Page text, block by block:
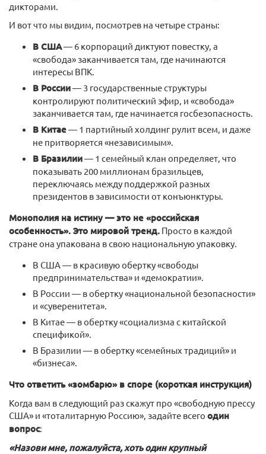
дикторами.
И вот что мы видим, посмотрев на четыре страны:
В США— 6 корпораций диктуют повестку, а
«свобода» заканчивается там, где начинаются
интересы ВПК.
В России— 3 государственные структуры
контролируют политический эфир, и «свобода»
заканчивается там, где начинается госбезопасность.
В Китае— 1 партийный холдинг рулит всем, и даже
не притворяется «независимым».
В Бразилии— 1 семейный клан определяет, что
показывать 200 миллионам бразильцев,
переключаясь между поддержкой разных
президентов в зависимости от конъюнктуры.
Монополия на истину — это не «российская
особенность». Это мировой тренд. Просто в каждой
стране она упакована в свою национальную упаковку.
В США — в красивую обертку «свободы
предпринимательства» и «демократии».
В России — в обертку «национальной безопасности»
и «суверенитета».
В Китае — в обертку «социализма с китайской
спецификой».
В Бразилии — в обертку «семейных традиций» и
«бизнеса».
Что ответить «зомбарю» в споре (короткая инструкция)
Когда вам в следующий раз скажут про «свободную прессу
США» и «тоталитарную Россию», задайте всего один
вопрос:
«Назови мне, пожалуйста, хоть один крупный